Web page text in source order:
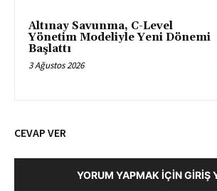
Altınay Savunma, C-Level
Yönetim Modeliyle Yeni Dönemi
Başlattı
3 Ağustos 2026
CEVAP VER
YORUM YAPMAK İÇIN GIRIŞ